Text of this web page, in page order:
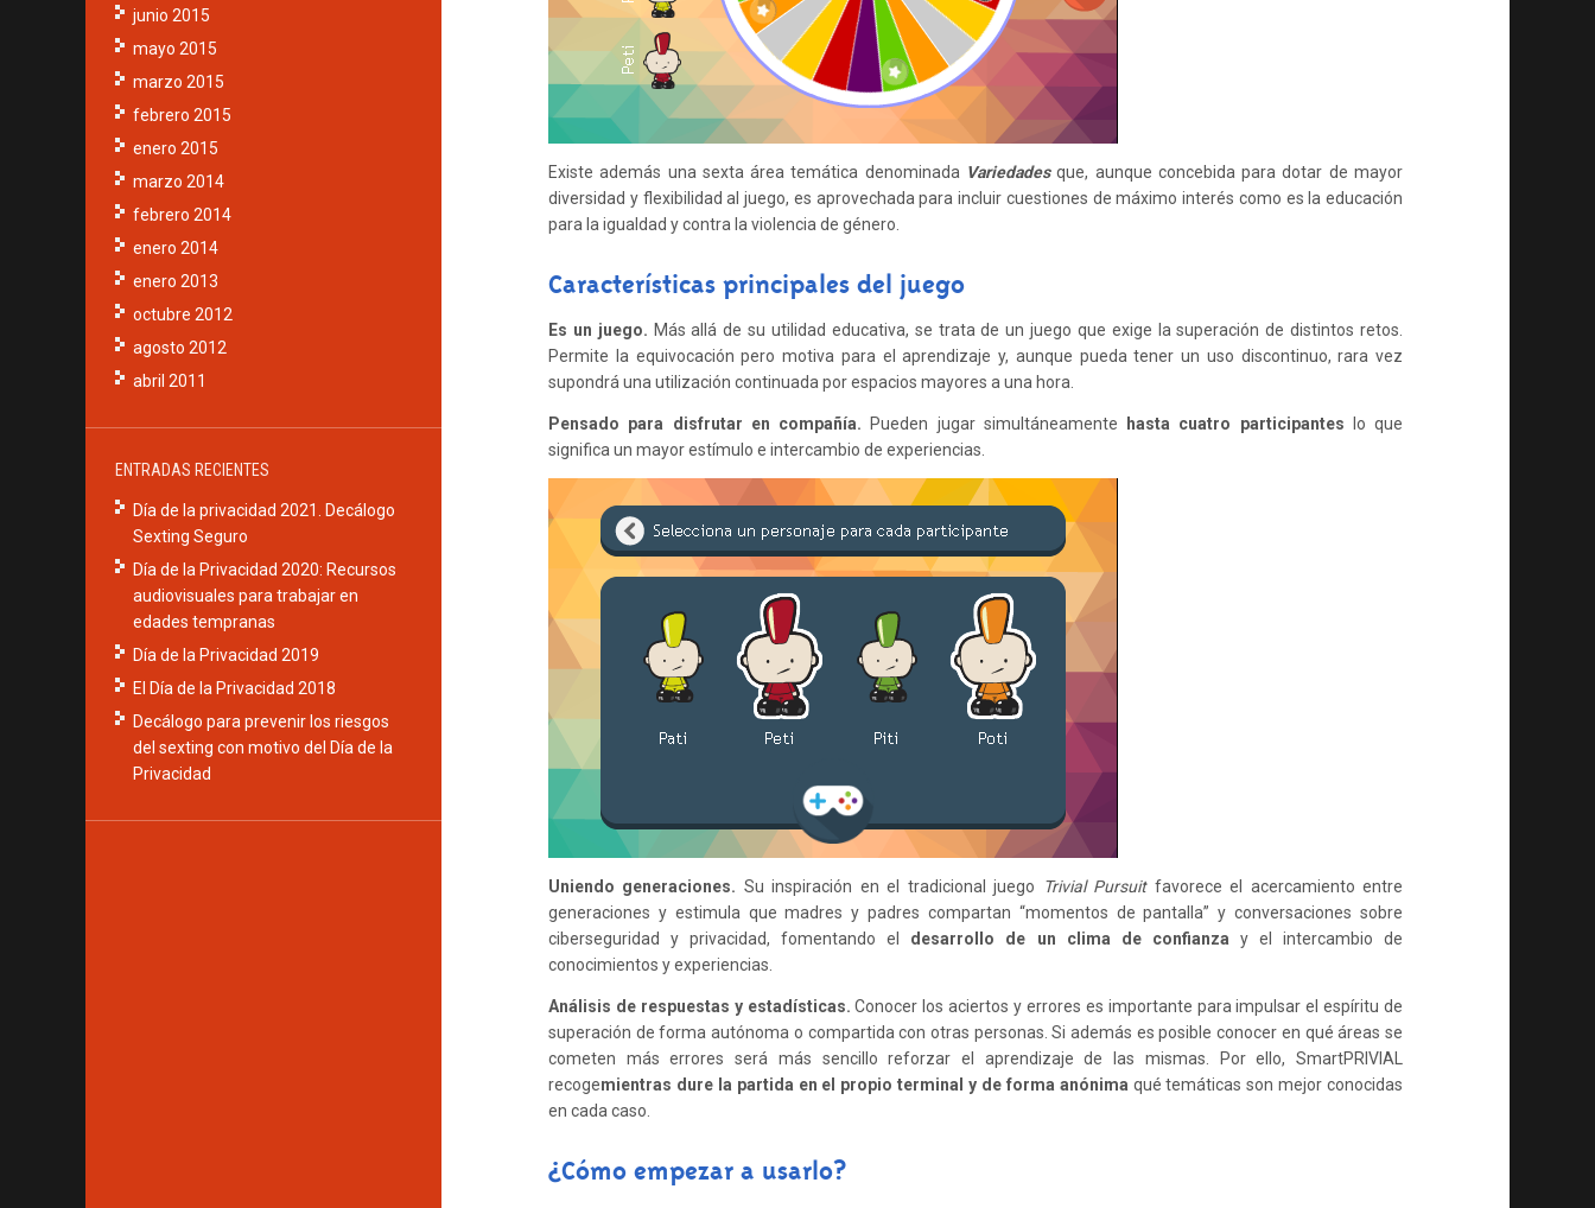
junio 2015
mayo 2015
marzo 2015
febrero 2015
enero 2015
marzo 2014
febrero 2014
enero 2014
enero 2013
octubre 2012
agosto 2012
abril 2011
ENTRADAS RECIENTES
Día de la privacidad 2021. Decálogo
Sexting Seguro
Día de la Privacidad 2020: Recursos
audiovisuales para trabajar en
edades tempranas
Día de la Privacidad 2019
El Día de la Privacidad 2018
Decálogo para prevenir los riesgos
del sexting con motivo del Día de la
Privacidad
Existe además una sexta área temática denominada Variedadesque, aunque concebida para dotar de mayor
diversidad y flexibilidad al juego, es aprovechada para incluir cuestiones de máximo interés como es la educación
para la igualdad y contra la violencia de género.
Características principales del juego
Es un juego. Más allá de su utilidad educativa, se trata de un juego que exige la superación de distintos retos.
Permite la equivocación pero motiva para el aprendizaje y, aunque pueda tener un uso discontinuo, rara vez
supondrá una utilización continuada por espacios mayores a una hora.
Pensado para disfrutar en compañía. Pueden jugar simultáneamente hasta cuatro participantes lo que
significa un mayor estímulo e intercambio de experiencias.
Uniendo generaciones. Su inspiración en el tradicional juego Trivial Pursuitfavorece el acercamiento entre
generaciones y estimula que madres y padres compartan “momentos de pantalla” y conversaciones sobre
ciberseguridad y privacidad, fomentando el desarrollo de un clima de confianza y el intercambio de
conocimientos y experiencias.
Análisis de respuestas y estadísticas.Conocer los aciertos y errores es importante para impulsar el espíritu de
superación de forma autónoma o compartida con otras personas. Si además es posible conocer en qué áreas se
cometen más errores será más sencillo reforzar el aprendizaje de las mismas. Por ello, SmartPRIVIAL
recogemientras dure la partida en el propio terminal y de forma anónima qué temáticas son mejor conocidas
en cada caso.
¿Cómo empezar a usarlo?